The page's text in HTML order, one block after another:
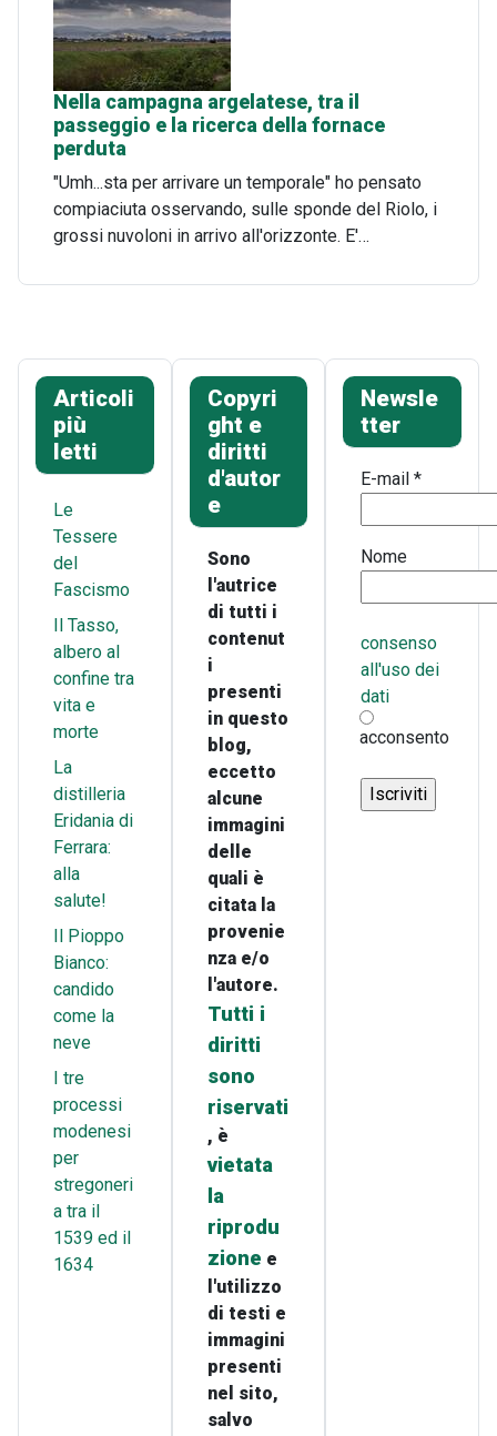
Nella campagna argelatese, tra il
passeggio e la ricerca della fornace
perduta
"Umh...sta per arrivare un temporale" ho pensato
compiaciuta osservando, sulle sponde del Riolo, i
grossi nuvoloni in arrivo all'orizzonte. E'…
Articoli
più
letti
Le
Tessere
del
Fascismo
Il Tasso,
albero al
confine tra
vita e
morte
La
distilleria
Eridania di
Ferrara:
alla
salute!
Il Pioppo
Bianco:
candido
come la
neve
I tre
processi
modenesi
per
stregoneri
a tra il
1539 ed il
1634
Copyri
ght e
diritti
d'autor
e
Sono
l'autrice
di tutti i
contenut
i
presenti
in questo
blog,
eccetto
alcune
immagini
delle
quali è
citata la
provenie
nza e/o
l'autore.
Tutti i
diritti
sono
riservati
, è
vietata
la
riprodu
zione e
l'utilizzo
di testi e
immagini
presenti
nel sito,
salvo
Newsle
tter
E-mail*
Nome
consenso
all'uso dei
dati
acconsento